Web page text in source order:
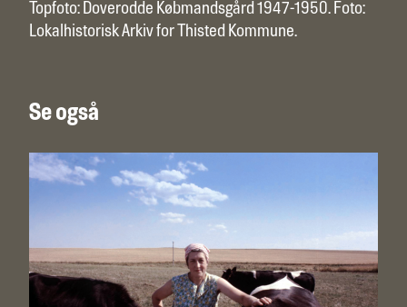
Topfoto: Doverodde Købmandsgård 1947-1950. Foto:
Lokalhistorisk Arkiv for Thisted Kommune.
Se også